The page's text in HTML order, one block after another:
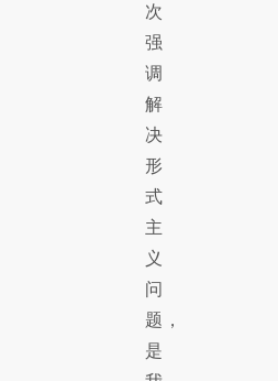
次
强
调
解
决
形
式
主
义
问
题，
是